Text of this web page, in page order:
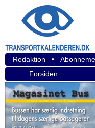
Redaktion •
Forsiden